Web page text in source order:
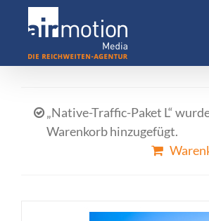
„Native-Traffic-Paket L“
Warenkorb hinzugefügt.